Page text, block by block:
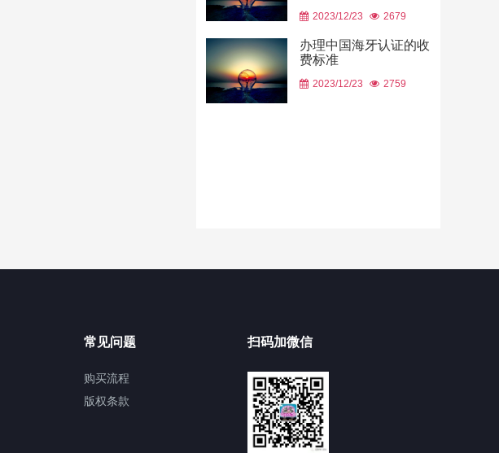
2023/12/23 2679
办理中国海牙认证的收
费标准
2023/12/23 2759
常见问题
购买流程
版权条款
扫码加微信